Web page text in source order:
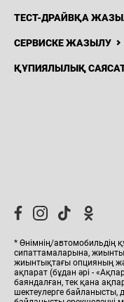
ТЕСТ-ДРАЙВҚА
СЕРВИСКЕ ЖАЗЫЛУ
ҚҰПИЯЛЫЛЫҚ
* Өнімнің/автомобильдің
сипаттамаларына,
жиынтықтағы опцияның
ақпарат (бұдан әрі -
баяндалған, тек қана
шектеулерге байланысты,